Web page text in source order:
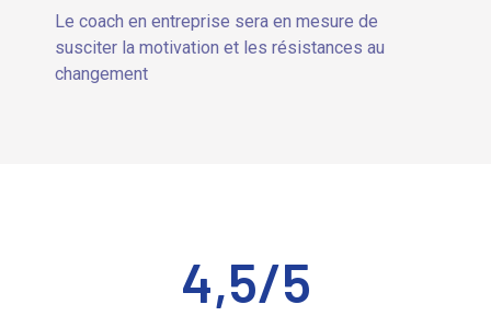
Le coach en entreprise sera en mesure de
susciter la motivation et les résistances au
changement
4,5/5